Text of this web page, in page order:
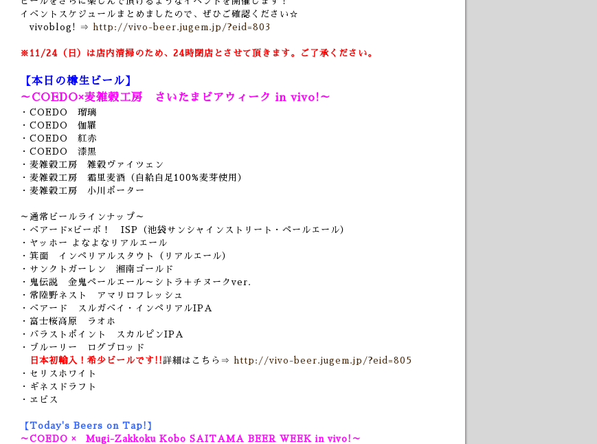
イベントスケジュールまとめましたので、ぜひご確認ください☆
vivoblog! ⇒
http://vivo-beer.jugem.jp/?eid=803
※11/24（日）は店内清掃のため、24時閉店とさせて頂きます。ご了承ください。
【本日の樽生ビール】
～COEDO×麦雑穀工房 さいたまビアウィーク in vivo!～
・COEDO
瑠璃
・COEDO 伽羅
・COEDO 紅赤
・COEDO 漆黒
・麦雑穀工房 雑穀ヴァイツェン
・麦雑穀工房 霜里麦酒（自給自足100%麦芽使用）
・麦雑穀工房 小川ポーター
～通常ビールラインナップ～
・ベアード×ビーボ！ ISP（池袋サンシャインストリート・ペールエール）
・ヤッホー よなよなリアルエール
・箕面 インペリアルスタウト（リアルエール）
・サンクトガーレン 湘南ゴールド
・鬼伝説 金鬼ペールエール～シトラ＋チヌークver.
・常陸野ネスト アマリロフレッシュ
・ベアード スルガベイ・インペリアルIPA
・富士桜高原 ラオホ
・バラストポイント スカルピンIPA
・ブルーリー ログブロッド
日本初輸入！希少ビールです!!詳細はこちら⇒
http://vivo-beer.jugem.jp/?eid=805
・セリスホワイト
・ギネスドラフト
・ヱビス
【Today's Beers on Tap!】
～COEDO × Mugi-Zakkoku Kobo SAITAMA BEER WEEK in vivo!～